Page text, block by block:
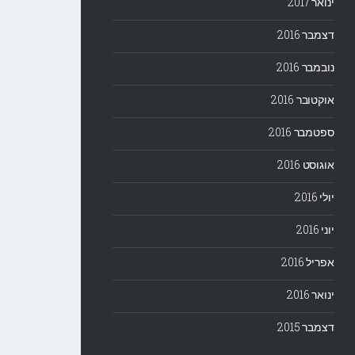
דצמבר 2016
נובמבר 2016
אוקטובר 2016
ספטמבר 2016
אוגוסט 2016
יולי 2016
יוני 2016
אפריל 2016
ינואר 2016
דצמבר 2015